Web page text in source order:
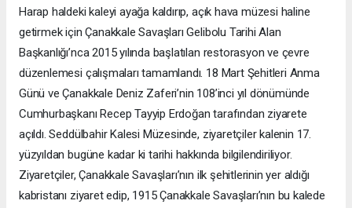
Harap haldeki kaleyi ayağa kaldırıp, açık hava müzesi haline
getirmek için Çanakkale Savaşları Gelibolu Tarihi Alan
Başkanlığı’nca 2015 yılında başlatılan restorasyon ve çevre
düzenlemesi çalışmaları tamamlandı. 18 Mart Şehitleri Anma
Günü ve Çanakkale Deniz Zaferi’nin 108’inci yıl dönümünde
Cumhurbaşkanı Recep Tayyip Erdoğan tarafından ziyarete
açıldı. Seddülbahir Kalesi Müzesinde, ziyaretçiler kalenin 17.
yüzyıldan bugüne kadar ki tarihi hakkında bilgilendiriliyor.
Ziyaretçiler, Çanakkale Savaşları’nın ilk şehitlerinin yer aldığı
kabristanı ziyaret edip, 1915 Çanakkale Savaşları’nın bu kalede